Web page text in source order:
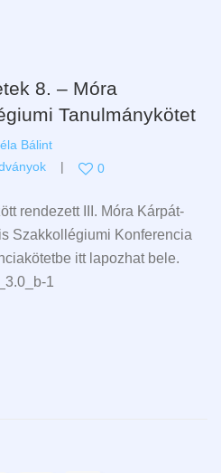
8. – Móra
Tanulmánykötet
Bálint
0
rendezett III. Móra Kárpát-
Szakkollégiumi Konferencia
itt lapozhat bele.
1